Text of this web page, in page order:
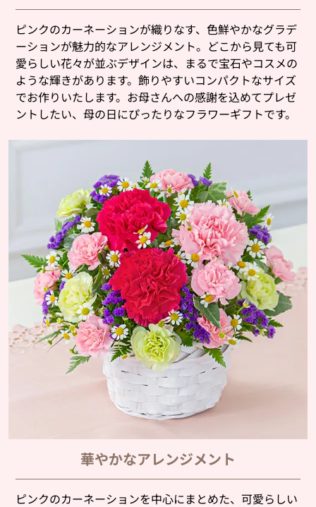
ピンクのカーネーションが織りなす、色鮮やかなグラデ
ーションが魅力的なアレンジメント。どこから見ても可
愛らしい花々が並ぶデザインは、まるで宝石やコスメの
ような輝きがあります。飾りやすいコンパクトなサイズ
でお作りいたします。お母さんへの感謝を込めてプレゼ
ントしたい、母の日にぴったりなフラワーギフトです。
華やかなアレンジメント
ピンクのカーネーションを中心にまとめた、可愛らしい